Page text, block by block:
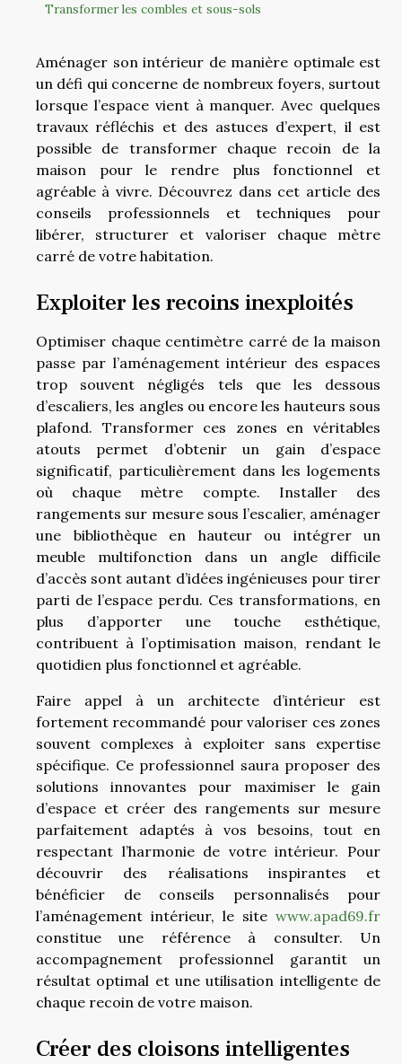
Transformer les combles et sous-sols
Aménager son intérieur de manière optimale est
un défi qui concerne de nombreux foyers, surtout
lorsque l’espace vient à manquer. Avec quelques
travaux réfléchis et des astuces d’expert, il est
possible de transformer chaque recoin de la
maison pour le rendre plus fonctionnel et
agréable à vivre. Découvrez dans cet article des
conseils professionnels et techniques pour
libérer, structurer et valoriser chaque mètre
carré de votre habitation.
Exploiter les recoins inexploités
Optimiser chaque centimètre carré de la maison
passe par l’aménagement intérieur des espaces
trop souvent négligés tels que les dessous
d’escaliers, les angles ou encore les hauteurs sous
plafond. Transformer ces zones en véritables
atouts permet d’obtenir un gain d’espace
significatif, particulièrement dans les logements
où chaque mètre compte. Installer des
rangements sur mesure sous l’escalier, aménager
une bibliothèque en hauteur ou intégrer un
meuble multifonction dans un angle difficile
d’accès sont autant d’idées ingénieuses pour tirer
parti de l’espace perdu. Ces transformations, en
plus d’apporter une touche esthétique,
contribuent à l’optimisation maison, rendant le
quotidien plus fonctionnel et agréable.
Faire appel à un architecte d’intérieur est
fortement recommandé pour valoriser ces zones
souvent complexes à exploiter sans expertise
spécifique. Ce professionnel saura proposer des
solutions innovantes pour maximiser le gain
d’espace et créer des rangements sur mesure
parfaitement adaptés à vos besoins, tout en
respectant l’harmonie de votre intérieur. Pour
découvrir des réalisations inspirantes et
bénéficier de conseils personnalisés pour
l’aménagement intérieur, le site www.apad69.fr
constitue une référence à consulter. Un
accompagnement professionnel garantit un
résultat optimal et une utilisation intelligente de
chaque recoin de votre maison.
Créer des cloisons intelligentes